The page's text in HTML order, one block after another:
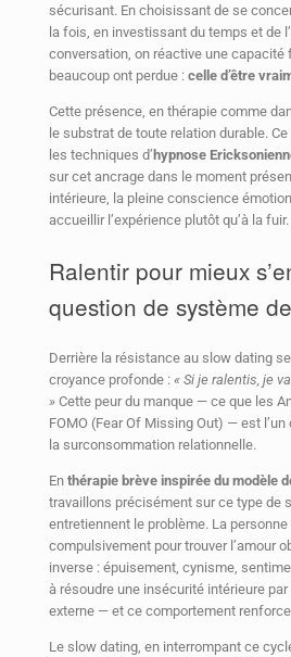
sécurisant. En choisissant de se
la fois, en investissant du temps et de
conversation, on réactive une capacité
beaucoup ont perdue : celle d’être
Cette présence, en thérapie comme
le substrat de toute relation durable.
les techniques d’hypnose
sur cet ancrage dans le moment
intérieure, la pleine conscience
accueillir l’expérience plutôt qu’à la fuir.
Ralentir pour mieux
question de système
Derrière la résistance au slow dating
croyance profonde : « Si je ralentis, je
» Cette peur du manque — ce que les
FOMO (Fear Of Missing Out) — est
la surconsommation relationnelle.
En thérapie brève inspirée du modèle
travaillons précisément sur ce type de
entretiennent le problème. La
compulsivement pour trouver l’amour
inverse : épuisement, cynisme,
à résoudre une insécurité intérieure
externe — et ce comportement
Le slow dating, en interrompant ce